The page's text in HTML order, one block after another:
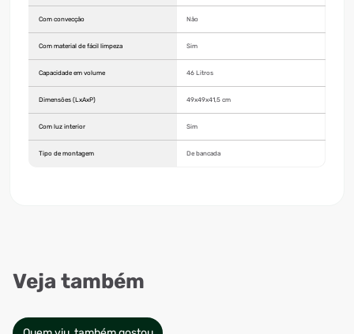
Com convecção Não
Com material de fácil limpeza Sim
Capacidade em volume 46 Litros
Dimensões (LxAxP) 49x49x41,5 cm
Com luz interior Sim
Tipo de montagem De bancada
Veja também